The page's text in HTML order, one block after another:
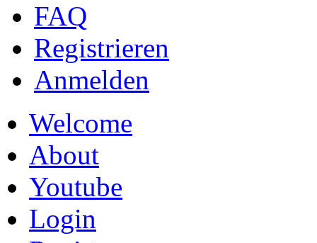
FAQ
Registrieren
Anmelden
Welcome
About
Youtube
Login